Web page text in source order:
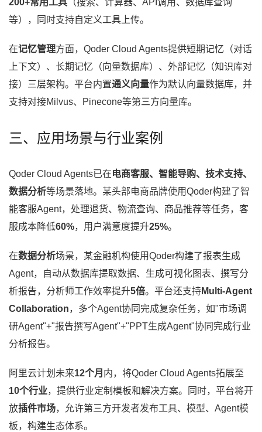
200+常用工具 （搜索、计算器、API调用、数据库查询
等），同时支持自定义工具上传。
在记忆管理方面，Qoder Cloud Agents提供短期记忆（对话
上下文）、长期记忆（向量数据库）、外部记忆（知识库对
接）三层架构。平台内置通义向量作为默认向量数据库，并
支持对接Milvus、Pinecone等第三方向量库。
三、应用场景与行业案例
Qoder Cloud Agents已在电商客服、智能导购、技术支持、
数据分析等场景落地。某头部电商品牌使用Qoder构建了智
能客服Agent，处理退货、物流查询、商品推荐等任务，客
服成本降低60%，用户满意度提升25%。
在数据分析场景，某金融机构使用Qoder构建了报表生成
Agent，自动从数据库提取数据、生成可视化图表、撰写分
析报告，分析师工作效率提升5倍。平台还支持Multi-Agent
Collaboration，多个Agent协同完成复杂任务，如"市场调
研Agent"+"报告撰写Agent"+"PPT生成Agent"协同完成行业
分析报告。
阿里云计划未来12个月 内，将Qoder Cloud Agents拓展至
10个行业，提供行业定制模板和解决方案。同时，平台将开
放插件市场，允许第三方开发者发布工具、模型、Agent模
板，构建生态体系。